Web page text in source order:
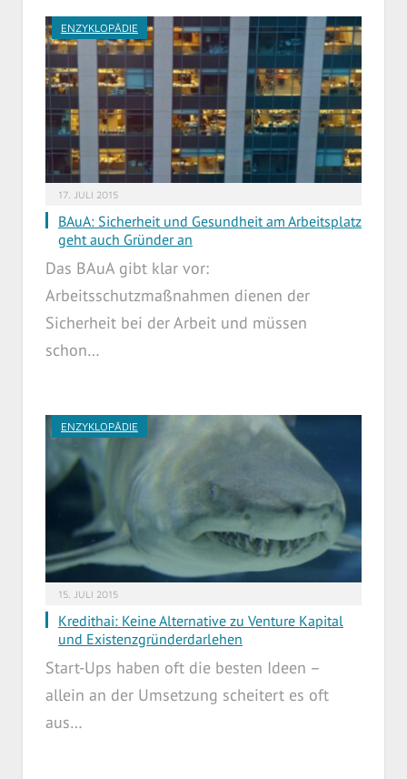
ENZYKLOPÄDIE
17. JULI 2015
BAuA: Sicherheit und Gesundheit am Arbeitsplatz
geht auch Gründer an
Das BAuA gibt klar vor:
Arbeitsschutzmaßnahmen dienen der
Sicherheit bei der Arbeit und müssen
schon…
ENZYKLOPÄDIE
15. JULI 2015
Kredithai: Keine Alternative zu Venture Kapital
und Existenzgründerdarlehen
Start-Ups haben oft die besten Ideen –
allein an der Umsetzung scheitert es oft
aus…